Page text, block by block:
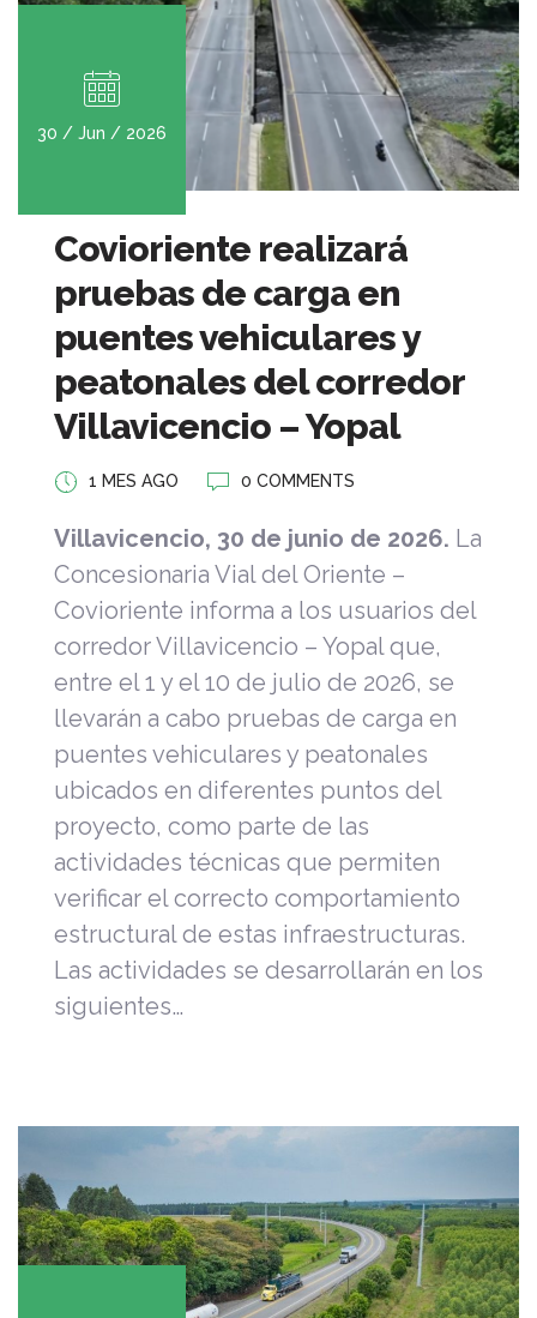
30 / Jun / 2026
Covioriente realizará
pruebas de carga en
puentes vehiculares y
peatonales del corredor
Villavicencio – Yopal
1 MES AGO 0 COMMENTS
Villavicencio, 30 de junio de 2026. La
Concesionaria Vial del Oriente –
Covioriente informa a los usuarios del
corredor Villavicencio – Yopal que,
entre el 1 y el 10 de julio de 2026, se
llevarán a cabo pruebas de carga en
puentes vehiculares y peatonales
ubicados en diferentes puntos del
proyecto, como parte de las
actividades técnicas que permiten
verificar el correcto comportamiento
estructural de estas infraestructuras.
Las actividades se desarrollarán en los
siguientes…